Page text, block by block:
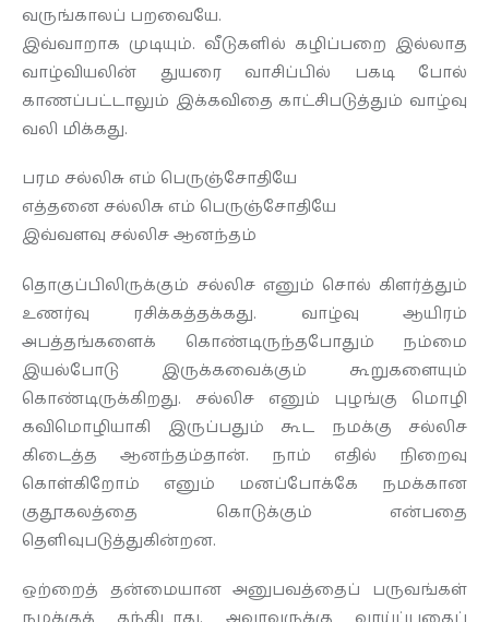
வருங்காலப் பறவையே.
இவ்வாறாக முடியும். வீடுகளில் கழிப்பறை இல்லாத
வாழ்வியலின் துயரை வாசிப்பில் பகடி போல்
காணப்பட்டாலும் இக்கவிதை காட்சிபடுத்தும் வாழ்வு
வலி மிக்கது.
பரம சல்லிசு எம் பெருஞ்சோதியே
எத்தனை சல்லிசு எம் பெருஞ்சோதியே
இவ்வளவு சல்லிச ஆனந்தம்
தொகுப்பிலிருக்கும் சல்லிச எனும் சொல் கிளர்த்தும்
உணர்வு ரசிக்கத்தக்கது. வாழ்வு ஆயிரம்
அபத்தங்களைக் கொண்டிருந்தபோதும் நம்மை
இயல்போடு இருக்கவைக்கும் கூறுகளையும்
கொண்டிருக்கிறது. சல்லிச எனும் புழங்கு மொழி
கவிமொழியாகி இருப்பதும் கூட நமக்கு சல்லிச
கிடைத்த ஆனந்தம்தான். நாம் எதில் நிறைவு
கொள்கிறோம் எனும் மனப்போக்கே நமக்கான
குதூகலத்தை கொடுக்கும் என்பதை
தெளிவுபடுத்துகின்றன.
ஒற்றைத் தன்மையான அனுபவத்தைப் பருவங்கள்